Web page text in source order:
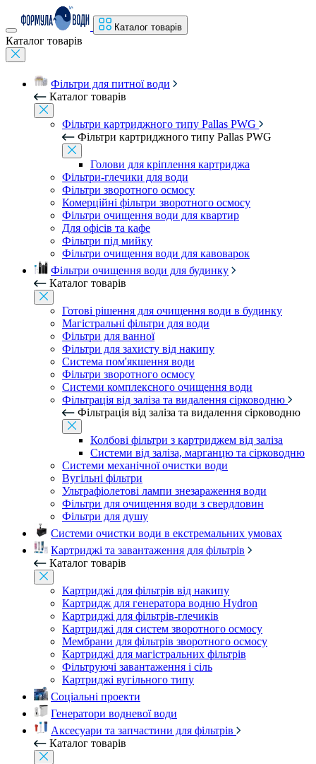
Каталог товарів
Каталог товарів
Фільтри для питної води
Каталог товарів
Фільтри картриджного типу Pallas PWG
Фільтри картриджного типу Pallas PWG
Голови для кріплення картриджа
Фільтри-глечики для води
Фільтри зворотного осмосу
Комерційні фільтри зворотного осмосу
Фільтри очищення води для квартир
Для офісів та кафе
Фільтри під мийку
Фільтри очищення води для кавоварок
Фільтри очищення води для будинку
Каталог товарів
Готові рішення для очищення води в будинку
Магістральні фільтри для води
Фільтри для ванної
Фільтри для захисту від накипу
Система пом'якшення води
Фільтри зворотного осмосу
Системи комплексного очищення води
Фільтрація від заліза та видалення сірководню
Фільтрація від заліза та видалення сірководню
Колбові фільтри з картриджем від заліза
Системи від заліза, марганцю та сірководню
Системи механічної очистки води
Вугільні фільтри
Ультрафіолетові лампи знезараження води
Фільтри для очищення води з свердловин
Фільтри для душу
Системи очистки води в екстремальних умовах
Картриджі та завантаження для фільтрів
Каталог товарів
Картриджі для фільтрів від накипу
Картридж для генератора водню Hydron
Картриджі для фільтрів-глечиків
Картриджі для систем зворотного осмосу
Мембрани для фільтрів зворотного осмосу
Картриджі для магістральних фільтрів
Фільтруючі завантаження і сіль
Картриджі вугільного типу
Соціальні проекти
Генератори водневої води
Аксесуари та запчастини для фільтрів
Каталог товарів